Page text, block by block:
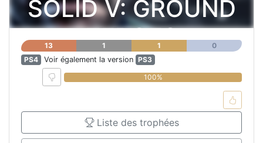
SOLID V: GROUND
ZEROES
13 1 1
0
PS4
Voir également la version PS3
0%
100%
Liste des trophées